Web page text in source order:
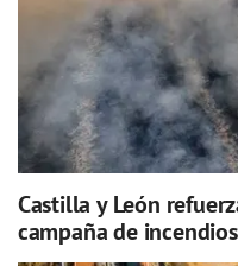
Castilla y León
campaña de